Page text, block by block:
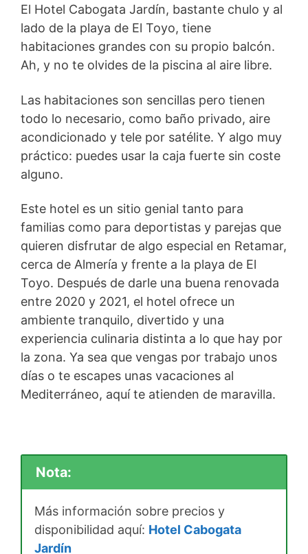
El Hotel Cabogata Jardín, bastante chulo y al
lado de la playa de El Toyo, tiene
habitaciones grandes con su propio balcón.
Ah, y no te olvides de la piscina al aire libre.
Las habitaciones son sencillas pero tienen
todo lo necesario, como baño privado, aire
acondicionado y tele por satélite. Y algo muy
práctico: puedes usar la caja fuerte sin coste
alguno.
Este hotel es un sitio genial tanto para
familias como para deportistas y parejas que
quieren disfrutar de algo especial en Retamar,
cerca de Almería y frente a la playa de El
Toyo. Después de darle una buena renovada
entre 2020 y 2021, el hotel ofrece un
ambiente tranquilo, divertido y una
experiencia culinaria distinta a lo que hay por
la zona. Ya sea que vengas por trabajo unos
días o te escapes unas vacaciones al
Mediterráneo, aquí te atienden de maravilla.
Nota:
Más información sobre precios y
disponibilidad aquí: Hotel Cabogata
Jardín